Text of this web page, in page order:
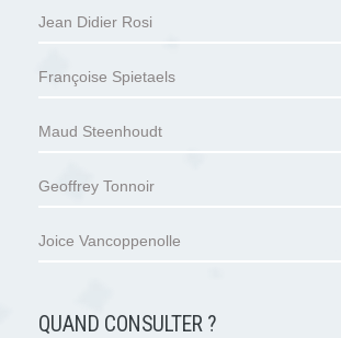
Jean Didier Rosi
Françoise Spietaels
Maud Steenhoudt
Geoffrey Tonnoir
Joice Vancoppenolle
QUAND CONSULTER ?